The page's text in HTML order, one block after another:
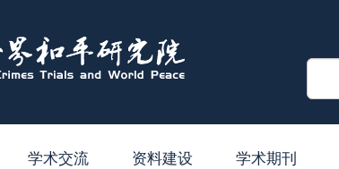
学术交流 资料建设 学术期刊